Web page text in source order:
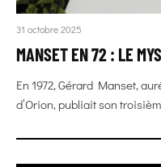
31 octobre 2025
MANSET EN 72 : LE
En 1972, Gérard Manset,
d’Orion, publiait son